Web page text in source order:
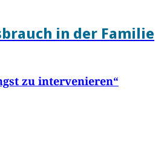
in der Familie
zu intervenieren“